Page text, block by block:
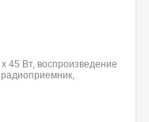
45 Вт, воспроизведение